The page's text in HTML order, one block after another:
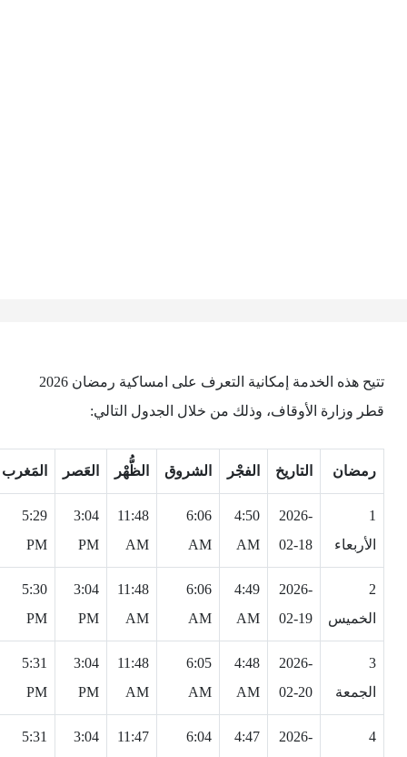
تتيح هذه الخدمة إمكانية التعرف على امساكية رمضان 2026
قطر وزارة الأوقاف، وذلك من خلال الجدول التالي:
رمضان التاريخ الفجْر الشروق الظُّهْر العَصر المَغرب
1
الأربعاء
2026-
02-18
4:50
AM
6:06
AM
11:48
AM
3:04
PM
5:29
PM
2
الخميس
2026-
02-19
4:49
AM
6:06
AM
11:48
AM
3:04
PM
5:30
PM
3
الجمعة
2026-
02-20
4:48
AM
6:05
AM
11:48
AM
3:04
PM
5:31
PM
4
2026-
4:47
6:04
11:47
3:04
5:31